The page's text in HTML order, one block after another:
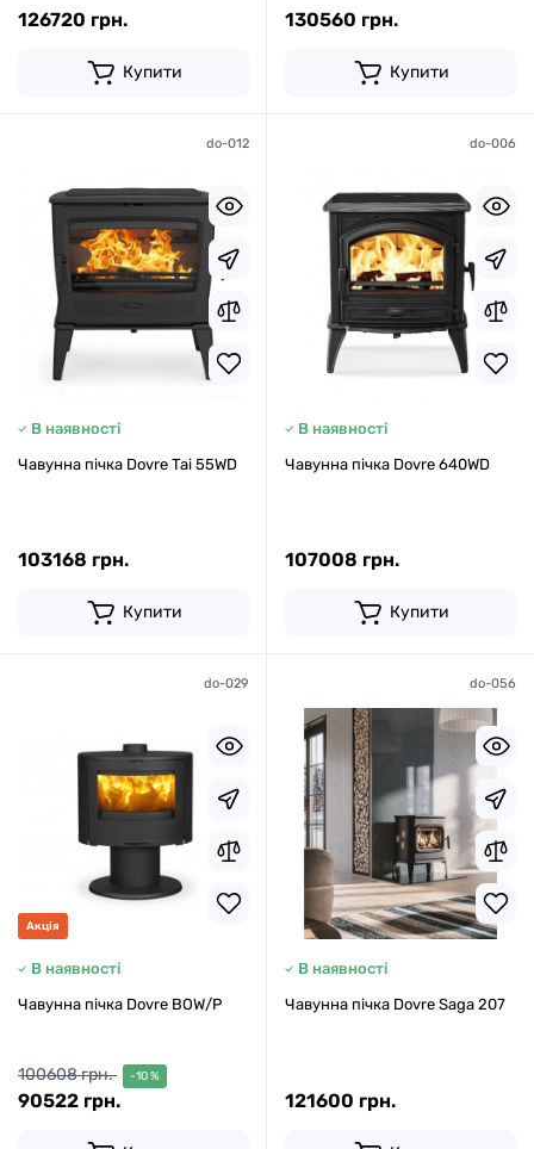
126720 грн.
Купити
130560 грн.
Купити
do-012
В наявності
Чавунна пічка Dovre Tai 55WD
103168 грн.
Купити
do-006
В наявності
Чавунна пічка Dovre 640WD
107008 грн.
Купити
do-029
Акція
В наявності
Чавунна пічка Dovre BOW/P
100608 грн. -10 %
90522 грн.
do-056
В наявності
Чавунна пічка Dovre Saga 207
121600 грн.